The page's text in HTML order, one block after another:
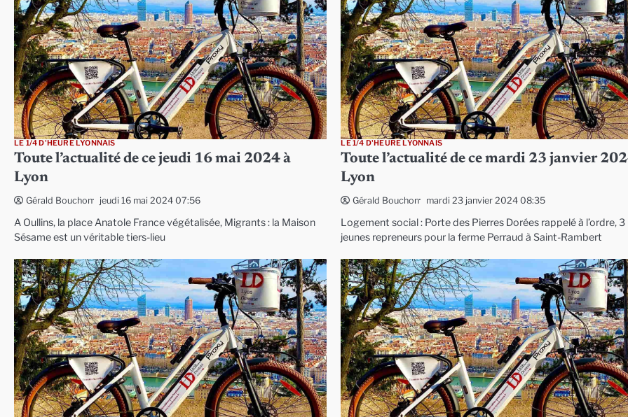
LE 1/4 D'HEURE LYONNAIS
Toute l’actualité de ce jeudi 16 mai 2024 à
Lyon
Gérald Bouchon jeudi 16 mai 2024 07:56
A Oullins, la place Anatole France végétalisée, Migrants : la Maison
Sésame est un véritable tiers-lieu
LE 1/4 D'HEURE LYONNAIS
Toute l’actualité de ce mardi 23 janvier
Lyon
Gérald Bouchon mardi 23 janvier 2024 08:35
Logement social : Porte des Pierres Dorées rappelé à l’ordre, 3
jeunes repreneurs pour la ferme Perraud à Saint-Rambert